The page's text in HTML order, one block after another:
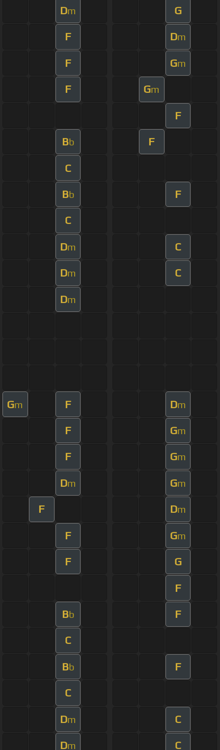
Dm G
F Dm
F Gm
F Gm
F
Bb F
C
Bb F
C
Dm C
Dm C
Dm
Gm F Dm
F Gm
F Gm
Dm Gm
F Dm
F Gm
F G
F
Bb F
C
Bb F
C
Dm C
Dm C